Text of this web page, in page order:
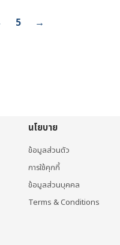
5 →
นโยบาย
ข้อมูลส่วนตัว
การใช้คุกกี้
ข้อมูลส่วนบุคคล
Terms & Conditions